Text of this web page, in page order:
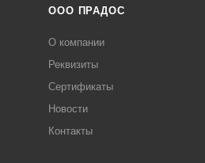
ООО ПРАДОС
О компании
Реквизиты
Сертификаты
Новости
Контакты